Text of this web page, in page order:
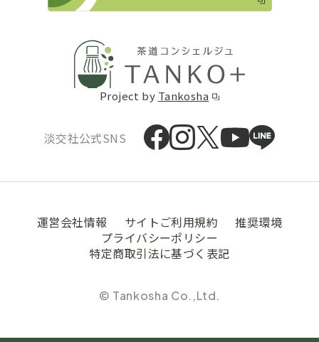
Project by Tankosha
淡交社公式SNS
運営会社情報 サイトご利用規約
推奨環境
プライバシーポリシー
特定商取引法に基づく表記
© Tankosha Co.,Ltd.